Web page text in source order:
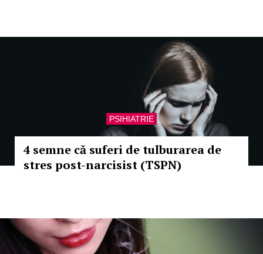
PSIHIATRIE
4 semne că suferi de tulburarea de
stres post-narcisist (TSPN)